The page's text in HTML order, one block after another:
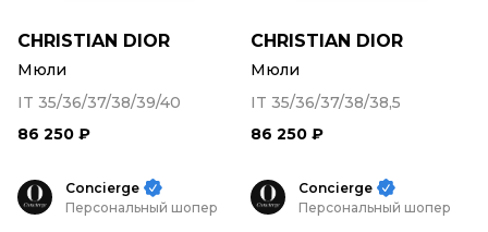
CHRISTIAN DIOR
Мюли
IT 35/36/37/38/39/40
86 250 ₽
CHRISTIAN DIOR
Мюли
IT 35/36/37/38/38,5
86 250 ₽
Concierge
Персональный шопер
Concierge
Персональный шопер